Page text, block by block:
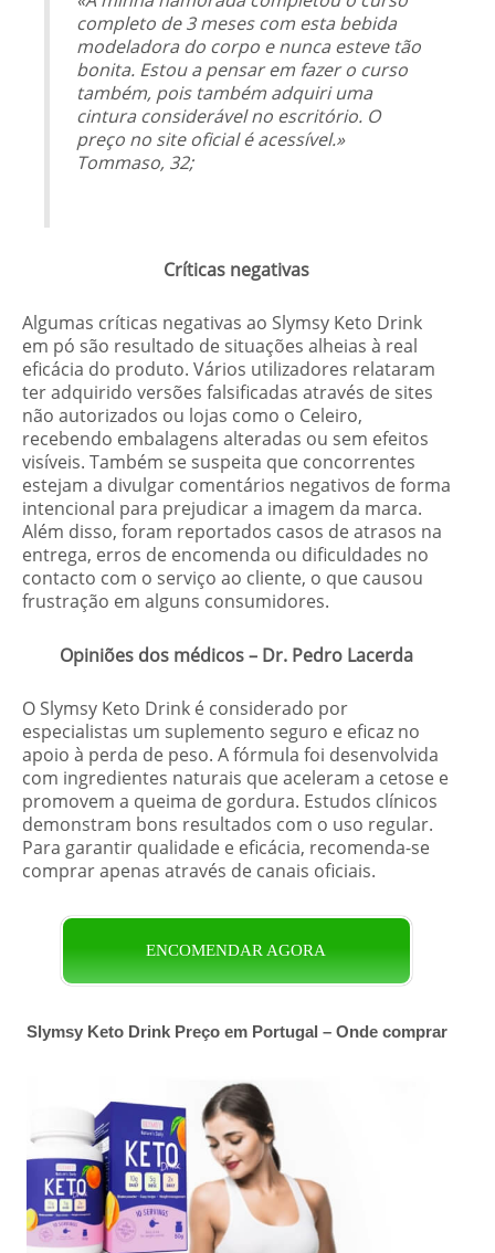
completo de 3 meses com esta bebida
modeladora do corpo e nunca esteve tão
bonita. Estou a pensar em fazer o curso
também, pois também adquiri uma
cintura considerável no escritório. O
preço no site oficial é acessível.»
Tommaso, 32;
Críticas negativas
Algumas críticas negativas ao Slymsy Keto Drink
em pó são resultado de situações alheias à real
eficácia do produto. Vários utilizadores relataram
ter adquirido versões falsificadas através de sites
não autorizados ou lojas como o Celeiro,
recebendo embalagens alteradas ou sem efeitos
visíveis. Também se suspeita que concorrentes
estejam a divulgar comentários negativos de forma
intencional para prejudicar a imagem da marca.
Além disso, foram reportados casos de atrasos na
entrega, erros de encomenda ou dificuldades no
contacto com o serviço ao cliente, o que causou
frustração em alguns consumidores.
Opiniões dos médicos – Dr. Pedro Lacerda
O Slymsy Keto Drink é considerado por
especialistas um suplemento seguro e eficaz no
apoio à perda de peso. A fórmula foi desenvolvida
com ingredientes naturais que aceleram a cetose e
promovem a queima de gordura. Estudos clínicos
demonstram bons resultados com o uso regular.
Para garantir qualidade e eficácia, recomenda-se
comprar apenas através de canais oficiais.
ENCOMENDAR AGORA
Slymsy Keto Drink Preço em Portugal – Onde comprar